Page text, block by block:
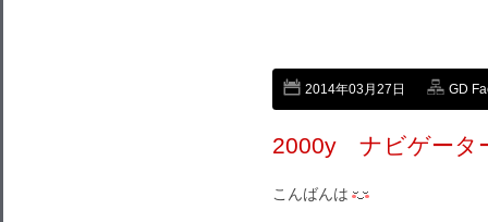
2014年03月27日 GD
2000y ナビゲータ
こんばんは